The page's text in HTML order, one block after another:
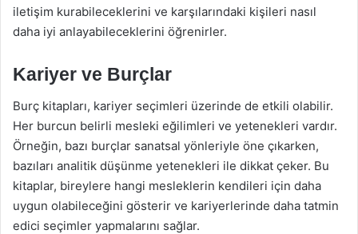
iletişim kurabileceklerini ve karşılarındaki kişileri nasıl
daha iyi anlayabileceklerini öğrenirler.
Kariyer ve Burçlar
Burç kitapları, kariyer seçimleri üzerinde de etkili olabilir.
Her burcun belirli mesleki eğilimleri ve yetenekleri vardır.
Örneğin, bazı burçlar sanatsal yönleriyle öne çıkarken,
bazıları analitik düşünme yetenekleri ile dikkat çeker. Bu
kitaplar, bireylere hangi mesleklerin kendileri için daha
uygun olabileceğini gösterir ve kariyerlerinde daha tatmin
edici seçimler yapmalarını sağlar.